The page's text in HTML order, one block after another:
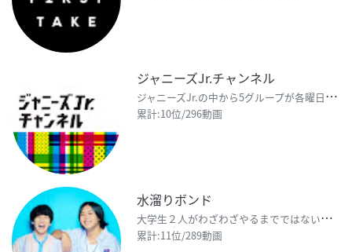
ジャニーズJr.チャンネル
ジ
ャニーズJr.の中から5グループが各曜日を担当し、毎週20:00に配信していきます。動画の内容は、
累計:10位/296動画
水溜りボンド
大
学生２人がわざわざやるまでではないけど、なぜか気になることを毎日20時に投稿してます！ ジャンルは
累計:11位/289動画